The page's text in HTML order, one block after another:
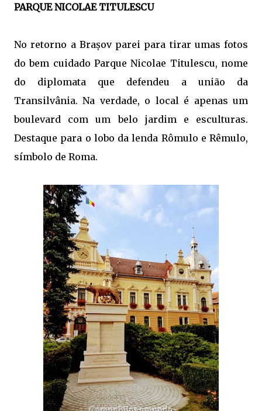
PARQUE NICOLAE TITULESCU
No retorno a Brașov parei para tirar umas fotos
do bem cuidado ParqueNicolae Titulescu, nome
do diplomata que defendeu a união da
Transilvânia. Na verdade, o local é apenas um
boulevard com um belo jardim e esculturas.
Destaque para o lobo da lenda Rômulo e Rêmulo,
símbolo de Roma.